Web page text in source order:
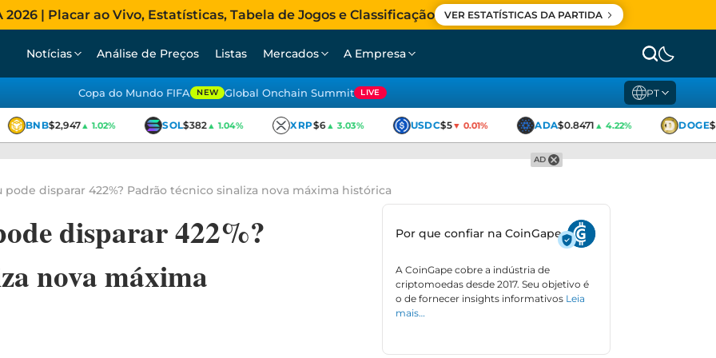
| Placar ao Vivo, Estatísticas, Tabela de Jogos e Classificação VER ESTATÍSTICAS DA PARTIDA
Notícias Análise de Preços Listas Mercados A Empresa
Copa do Mundo FIFA NEW Global Onchain Summit LIVE PT
BNB$2,947▲ 1.02% SOL$382▲ 1.04% XRP$6▲ 3.03% USDC$5▼ 0.01% ADA$0.8471▲ 4.22% DOGE
AD
pode disparar 422%? Padrão técnico sinaliza nova máxima histórica
disparar 422%?
nova máxima
Por que confiar na CoinGape
A CoinGape cobre a indústria de
criptomoedas desde 2017. Seu objetivo é
o de fornecer insights informativos Leia
mais…